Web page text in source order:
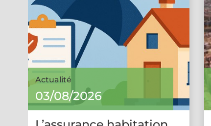
Actualité
03/08/2026